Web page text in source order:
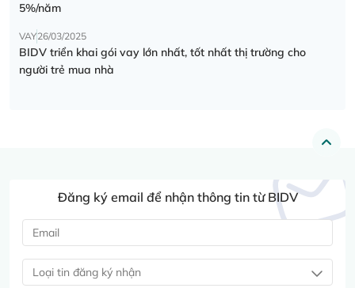
5%/năm
VAY26/03/2025
BIDV triển khai gói vay lớn nhất, tốt nhất thị trường cho
người trẻ mua nhà
Đăng ký email để nhận thông tin từ BIDV
Loại tin đăng ký nhận